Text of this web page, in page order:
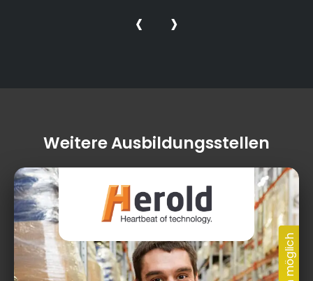
‹ ›
Weitere Ausbildungsstellen